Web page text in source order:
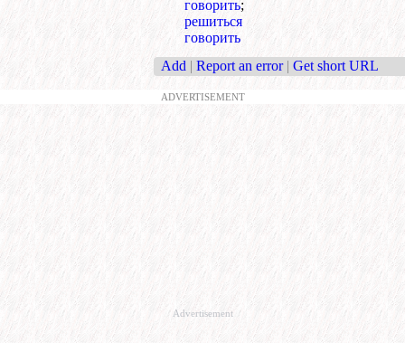
говорить;
решиться
говорить
Add | Report an error | Get short URL
ADVERTISEMENT
Advertisement